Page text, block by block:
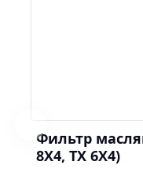
Фильтр
8X4, TX 6X4)